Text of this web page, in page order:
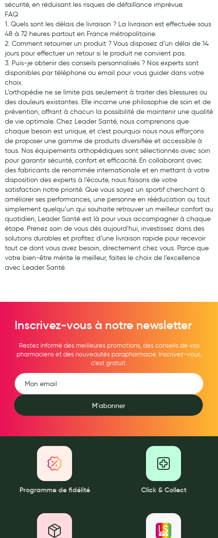
sécurité, en réduisant les risques de défaillance imprévue.
FAQ
1. Quels sont les délais de livraison ? La livraison est effectuée sous
48 à 72 heures partout en France métropolitaine.
2. Comment retourner un produit ? Vous disposez d’un délai de 14
jours pour effectuer un retour si le produit ne convient pas.
3. Puis-je obtenir des conseils personnalisés ? Nos experts sont
disponibles par téléphone ou email pour vous guider dans votre
choix.
L’orthopédie ne se limite pas seulement à traiter des blessures ou
des douleurs existantes. Elle incarne une philosophie de soin et de
prévention, offrant à chacun la possibilité de maintenir une qualité
de vie optimale. Chez Leader Santé, nous comprenons que
chaque besoin est unique, et c’est pourquoi nous nous efforçons
de proposer une gamme de produits diversifiée et accessible à
tous. Nos équipements orthopédiques sont sélectionnés avec soin
pour garantir sécurité, confort et efficacité. En collaborant avec
des fabricants de renommée internationale et en mettant à votre
disposition des experts à l’écoute, nous faisons de votre
satisfaction notre priorité. Que vous soyez un sportif cherchant à
améliorer ses performances, une personne en rééducation ou tout
simplement quelqu’un qui souhaite retrouver un meilleur confort au
quotidien, Leader Santé est là pour vous accompagner à chaque
étape. Prenez soin de vous dès aujourd’hui, investissez dans des
solutions durables et profitez d’une livraison rapide pour recevoir
tout ce dont vous avez besoin, directement chez vous. Parce que
votre bien-être mérite le meilleur, faites le choix de l’excellence
avec Leader Santé.
Inscrivez-vous à notre newsletter
Restez informé des meilleures promotions, des conseils de vos
pharmaciens et des nouveautés parapharmacie. Inscrivez-vous,
c'est gratuit.
M'abonner
Programme de fidélité Click & Collect